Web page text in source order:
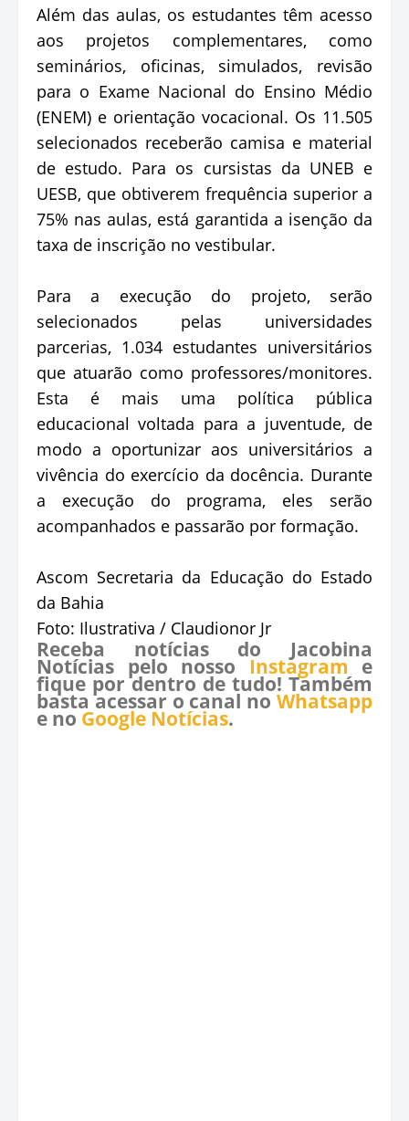
Além das aulas, os estudantes têm acesso
aos projetos complementares, como
seminários, oficinas, simulados, revisão
para o Exame Nacional do Ensino Médio
(ENEM) e orientação vocacional. Os 11.505
selecionados receberão camisa e material
de estudo. Para os cursistas da UNEB e
UESB, que obtiverem frequência superior a
75% nas aulas, está garantida a isenção da
taxa de inscrição no vestibular.
Para a execução do projeto, serão
selecionados pelas universidades
parcerias, 1.034 estudantes universitários
que atuarão como professores/monitores.
Esta é mais uma política pública
educacional voltada para a juventude, de
modo a oportunizar aos universitários a
vivência do exercício da docência. Durante
a execução do programa, eles serão
acompanhados e passarão por formação.
Ascom Secretaria da Educação do Estado
da Bahia
Foto: Ilustrativa / Claudionor Jr
Receba notícias do Jacobina
Notícias pelo nosso Instagram e
fique por dentro de tudo! Também
basta acessar o canal no Whatsapp
e no Google Notícias.